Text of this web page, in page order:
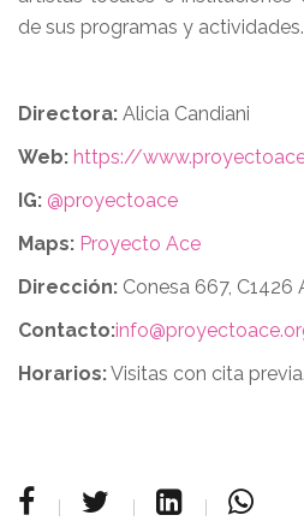
de sus programas y actividades.
Directora: Alicia Candiani
Web: https://
IG: @proyectoace
Maps: Proyecto Ace
Dirección: Conesa 667, C1426
Contacto:
Horarios:Visitas con cita previa.